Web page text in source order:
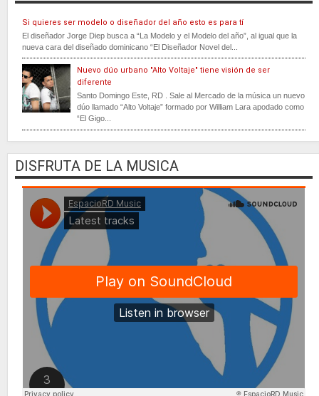
Si quieres ser modelo o diseñador del año esto es para tí
El diseñador Jorge Diep busca a “La Modelo y el Modelo del año”, al igual que la
nueva cara del diseñado dominicano “El Diseñador Novel del...
Nuevo dúo urbano "Alto Voltaje" tiene visión de ser
diferente
Santo Domingo Este, RD . Sale al Mercado de la música un nuevo
dúo llamado “Alto Voltaje” formado por William Lara apodado como
“El Gigo...
DISFRUTA DE LA MUSICA